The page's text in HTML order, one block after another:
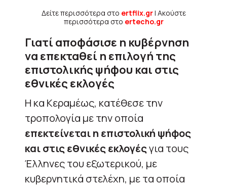
Δείτε περισσότερα στο ertflix.gr| Ακούστε
περισσότερα στο ertecho.gr
Γιατί αποφάσισε η κυβέρνηση
να επεκταθεί η επιλογή της
επιστολικής ψήφου και στις
εθνικές εκλογές
Η κα Κεραμέως, κατέθεσε την
τροπολογία με την οποία
επεκτείνεται η επιστολική ψήφος
και στις εθνικές εκλογέςγια τους
Έλληνες του εξωτερικού, με
κυβερνητικά στελέχη, με τα οποία